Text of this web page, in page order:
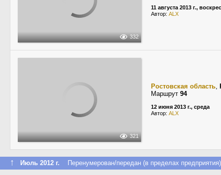
332
11 августа 2013 г.,
Автор: ALX
321
Ростовская область,
Маршрут 94
12 июня 2013 г., среда
Автор: ALX
↑ Июль 2012 г. Перенумерован/передан (в пределах предприятия)